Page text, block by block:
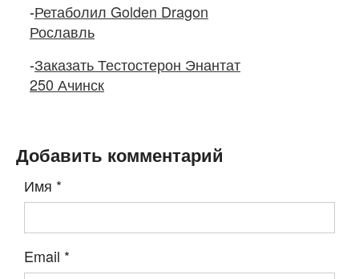
-Ретаболил Golden Dragon
Рославль
-Заказать Тестостерон Энантат
250 Ачинск
Добавить комментарий
Имя *
Email *